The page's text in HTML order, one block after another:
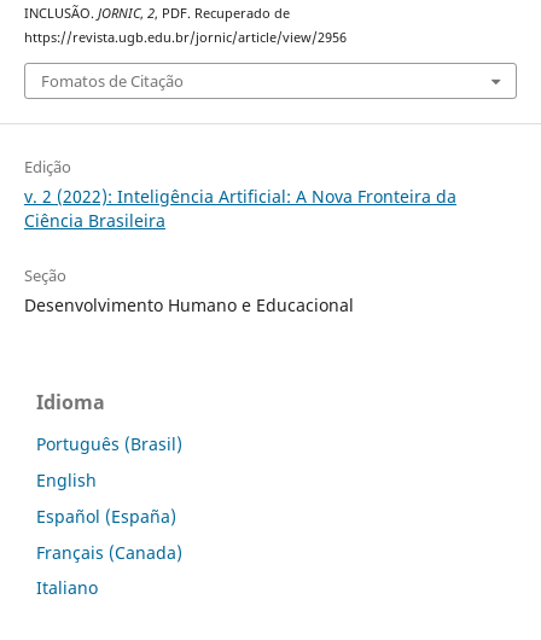
INCLUSÃO. JORNIC, 2, PDF. Recuperado de
https://revista.ugb.edu.br/jornic/article/view/2956
Fomatos de Citação
Edição
v. 2 (2022): Inteligência Artificial: A Nova Fronteira da
Ciência Brasileira
Seção
Desenvolvimento Humano e Educacional
Idioma
Português (Brasil)
English
Español (España)
Français (Canada)
Italiano